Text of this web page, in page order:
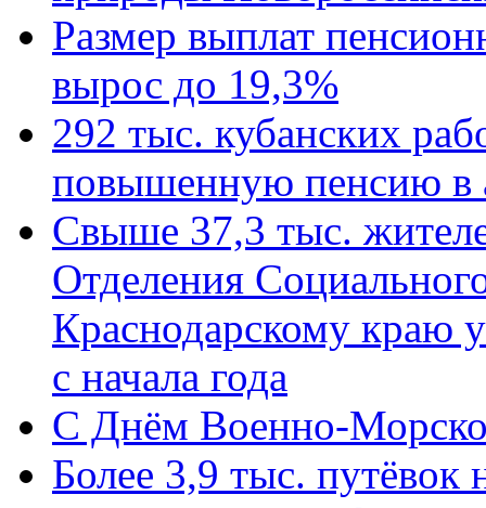
Размер выплат
вырос до 19,3%
292 тыс. кубанских
повышенную пенсию в
Свыше 37,3 тыс.
Отделения
Краснодарскому краю
с начала года
C Днём Военно-
Более 3,9 тыс. путёвок